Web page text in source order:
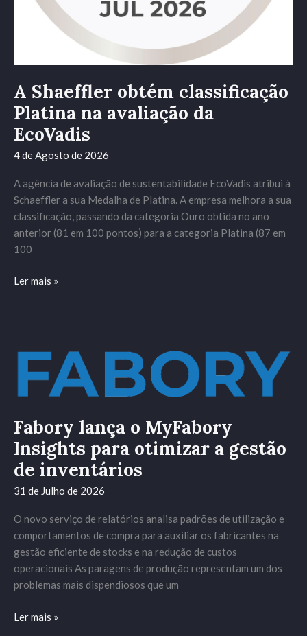
A Shaeffler obtém classificação
Platina na avaliação da
EcoVadis
4 de Agosto de 2026
A agência de avaliação de sustentabilidade EcoVadis atribui à
Schaeffler a sua Medalha de Platina. A empresa melhora a sua
classificação, passando da categoria Ouro obtida no ano
anterior (81 em 100 pontos) para a categoria Platina (87 em
100
Ler mais »
Fabory lança o MyFabory
Insights para otimizar a gestão
de inventários
31 de Julho de 2026
O novo serviço de relatórios analisa padrões de utilização e
comportamentos de compra para auxiliar os fabricantes na
gestão eficiente de stocks e na redução de custos
operacionais As paragens de produção representam um dos
problemas mais dispendiosos que um
Fabory
lança
Insights
para
otimizar
a
inventários
Ler mais »